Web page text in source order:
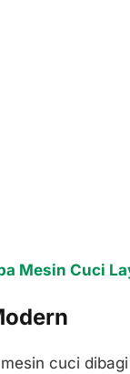
Mesin Cuci
cuci